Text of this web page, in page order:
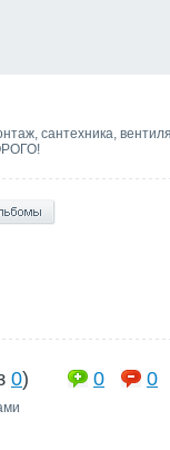
сантехника,
0) 0 0